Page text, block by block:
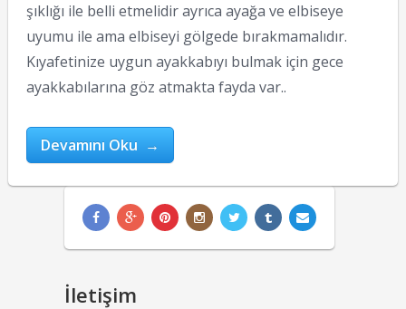
şıklığı ile belli etmelidir ayrıca ayağa ve elbiseye
uyumu ile ama elbiseyi gölgede bırakmamalıdır.
Kıyafetinize uygun ayakkabıyı bulmak için gece
ayakkabılarına göz atmakta fayda var..
Devamını Oku →
İletişim